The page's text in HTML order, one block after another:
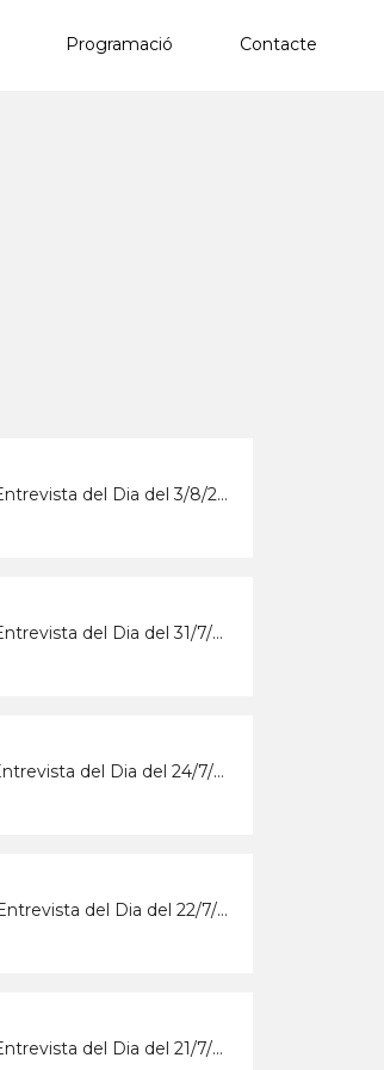
Programació Contacte
#1463 - L'Entrevista del Dia del 3/8/2026 sobre la Copa d'Espanya de Superenduro a Abrera
#1462 - L'Entrevista del Dia del 31/7/2026 amb la coordinadora i els participants del grup de grans del Casal d'Estiu Municipal de 2026
#1461 - L'Entrevista del Dia del 24/7/2026 amb l'Abrera Gimnàstic Club
#1460 - L'Entrevista del Dia del 22/7/2026 sobre la Festa Major 2026 del Barri de Sta. Maria i el Suro
#1459 - L'Entrevista del Dia del 21/7/2026 sobrera la Festa Major 2026 del barri del Rebato d'Abrera